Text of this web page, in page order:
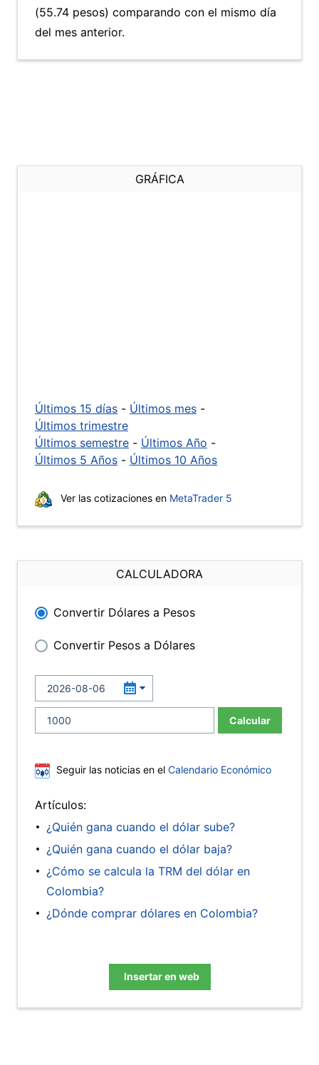
(55.74 pesos) comparando con el mismo día
del mes anterior.
GRÁFICA
Últimos 15 días - Últimos mes -
Últimos trimestre
Últimos semestre - Últimos Año -
Últimos 5 Años - Últimos 10 Años
Ver las cotizaciones en MetaTrader 5
CALCULADORA
Convertir Dólares a Pesos
Convertir Pesos a Dólares
Calcular
Seguir las noticias en el Calendario Económico
Artículos:
¿Quién gana cuando el dólar sube?
¿Quién gana cuando el dólar baja?
¿Cómo se calcula la TRM del dólar en
Colombia?
¿Dónde comprar dólares en Colombia?
Insertar en web